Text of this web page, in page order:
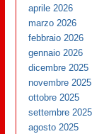
aprile 2026
marzo 2026
febbraio 2026
gennaio 2026
dicembre 2025
novembre 2025
ottobre 2025
settembre 2025
agosto 2025